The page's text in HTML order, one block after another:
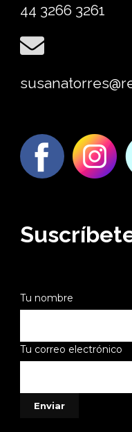
44 3266 3261
Tu nombre
Tu correo electrónico